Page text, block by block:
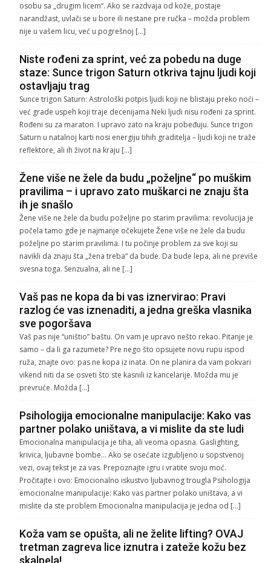
osobu sa „drugim licem“. Ako se razdvaja od kože, postaje
narandžast, uvlači se u bore ili nestane pre ručka – možda problem
nije u vašem licu, već u pogrešnoj […]
Niste rođeni za sprint, već za pobedu na duge
staze: Sunce trigon Saturn otkriva tajnu ljudi koji
ostavljaju trag
Sunce trigon Saturn: Astrološki potpis ljudi koji ne blistaju preko noći –
već grade uspeh koji traje decenijama Neki ljudi nisu rođeni za sprint.
Rođeni su za maraton. I upravo zato na kraju pobeđuju. Sunce trigon
Saturn u natalnoj karti nosi energiju tihih graditelja – ljudi koji ne traže
reflektore, ali ih život na kraju […]
Žene više ne žele da budu „poželjne“ po muškim
pravilima – i upravo zato muškarci ne znaju šta
ih je snašlo
Žene više ne žele da budu poželjne po starim pravilima: revolucija je
počela tamo gde je najmanje očekujete Žene više ne žele da budu
poželjne po starim pravilima. I tu počinje problem za sve koji su
navikli da znaju šta „žena treba“ da bude. Da bude lepa, ali ne previše
svesna toga. Senzualna, ali ne […]
Vaš pas ne kopa da bi vas iznervirao: Pravi
razlog će vas iznenaditi, a jedna greška vlasnika
sve pogoršava
Vaš pas nije “uništio” baštu. On vam je upravo nešto rekao. Pitanje je
samo – da li ga razumete? Pre nego što opsujete novu rupu ispod
ruža, znajte ovo: pas ne kopa iz inata. On ne planira da vam pokvari
vikend niti da se osveti što ste kasnili iz kancelarije. Možda mu je
prevruće. Možda […]
Psihologija emocionalne manipulacije: Kako vas
partner polako uništava, a vi mislite da ste ludi
Emocionalna manipulacija je tiha, ali veoma opasna. Gaslighting,
krivica, ljubavne bombe… Ako se osećate izgubljeno u sopstvenoj
vezi, ovaj tekst je za vas. Prepoznajte igru i vratite svoju moć.
Pročitajte i ovo: Emocionalno iskustvo ljubavnog trougla Psihologija
emocionalne manipulacije: Kako vas partner polako uništava, a vi
mislite da ste problem Emocionalna manipulacija je jedna od […]
Koža vam se opušta, ali ne želite lifting? OVAJ
tretman zagreva lice iznutra i zateže kožu bez
skalpela!